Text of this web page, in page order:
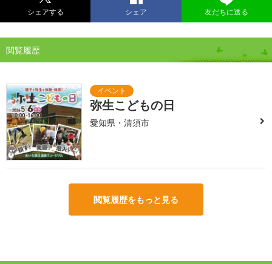
シェアする シェア 友だちに送る
閲覧履歴
弥生こどもの日
愛知県・清須市
閲覧履歴をもっと見る